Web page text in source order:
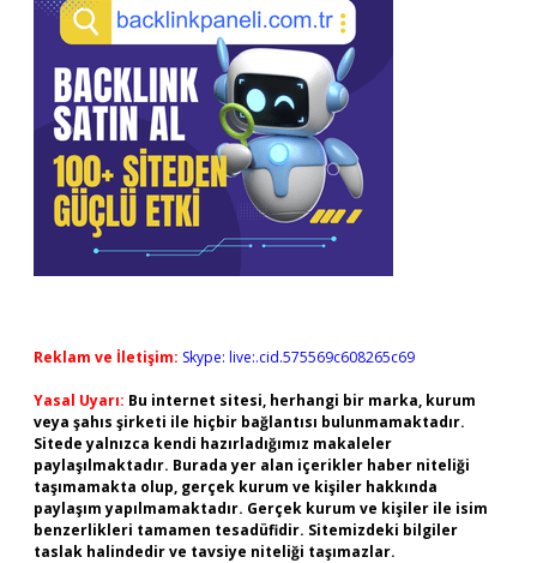
Reklam ve İletişim: Skype: live:.cid.575569c608265c69
Yasal Uyarı: Bu internet sitesi, herhangi bir marka, kurum
veya şahıs şirketi ile hiçbir bağlantısı bulunmamaktadır.
Sitede yalnızca kendi hazırladığımız makaleler
paylaşılmaktadır. Burada yer alan içerikler haber niteliği
taşımamakta olup, gerçek kurum ve kişiler hakkında
paylaşım yapılmamaktadır. Gerçek kurum ve kişiler ile isim
benzerlikleri tamamen tesadüfidir. Sitemizdeki bilgiler
taslak halindedir ve tavsiye niteliği taşımazlar.